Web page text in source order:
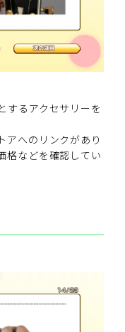
するアクセサリーを
アへのリンクがあり
格などを確認してい